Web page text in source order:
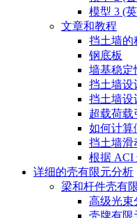
模型 3 (
文章和教程
挡土墙的
钢底板
墙基稳定
挡土墙设
挡土墙设
超载荷载
如何计算
挡土墙滑
根据 ACI
详细的壳有限元分析
梁和杆件壳有
高级光束
壳牌有限